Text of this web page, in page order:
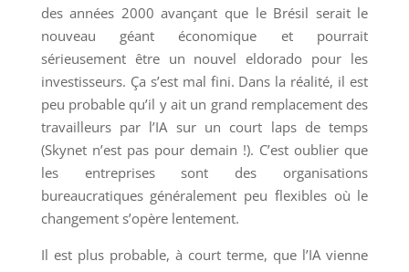
des années 2000 avançant que le Brésil serait le
nouveau géant économique et pourrait
sérieusement être un nouvel eldorado pour les
investisseurs. Ça s’est mal fini. Dans la réalité, il est
peu probable qu’il y ait un grand remplacement des
travailleurs par l’IA sur un court laps de temps
(Skynet n’est pas pour demain !). C’est oublier que
les entreprises sont des organisations
bureaucratiques généralement peu flexibles où le
changement s’opère lentement.
Il est plus probable, à court terme, que l’IA vienne